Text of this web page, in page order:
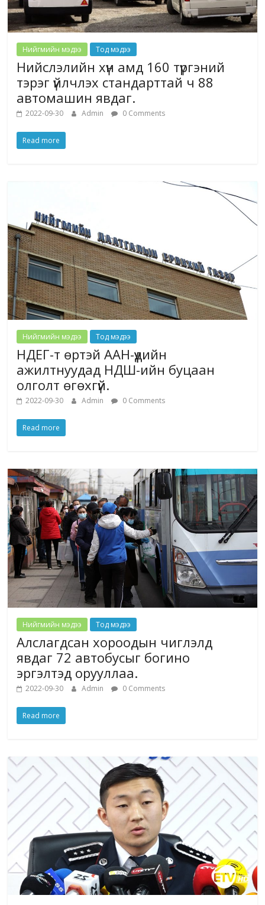
Нийгмийн мэдээ Тод мэдээ
Нийслэлийн хүн амд 160 түргэний
тэрэг үйлчлэх стандарттай ч 88
автомашин явдаг.
2022-09-30 Admin 0 Comments
Read more
Нийгмийн мэдээ Тод мэдээ
НДЕГ-т өртэй ААН-үүдийн
ажилтнуудад НДШ-ийн буцаан
олголт өгөхгүй.
2022-09-30 Admin 0 Comments
Read more
Нийгмийн мэдээ Тод мэдээ
Алслагдсан хороодын чиглэлд
явдаг 72 автобусыг богино
эргэлтэд орууллаа.
2022-09-30 Admin 0 Comments
Read more